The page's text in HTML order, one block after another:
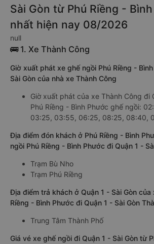
Sài Gòn từ Phú Riềng -
nhất hiện nay 08/2026
null
🚌 1. Xe Thành Công
Giờ xuất phát xe ghế ngồi Phú Riềng -
Sài Gòn của nhà xe Thành Công
Giờ xuất phát của xe Thành Công đi
Phú Riềng - Bình Phước ghế ngồi:
03:25, 03:55, 06:25, 08:25, 08:40,
Địa điểm đón khách ở Phú Riềng - Bình
ngồi Phú Riềng - Bình Phước đi Quận 1 -
Trạm Bù Nho
Trạm Phú Riềng
Địa điểm trả khách ở Quận 1 - Sài Gòn của
Riềng - Bình Phước đi Quận 1 - Sài Gòn
Trung Tâm Thành Phố
Giá vé xe ghế ngồi đi Quận 1 - Sài Gòn từ